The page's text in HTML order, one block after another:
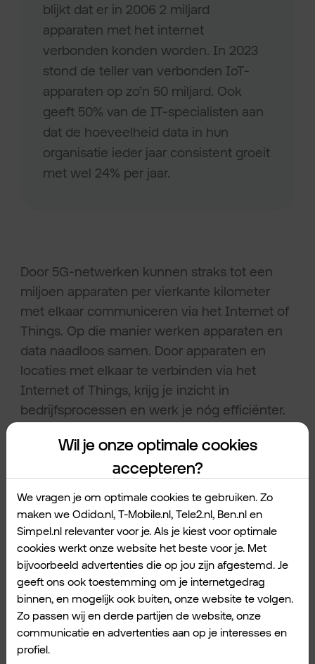
blijkt dat er in 2006 2 miljard
apparaten met het internet
verbonden konden worden. In 2023
stond de teller van verbonden IoT-
apparaten op zo’n 50 miljard. Ook
geeft 50% van de IT-specialisten aan
dat de hoeveelheid data in hun
organisatie ieder jaar consistent groeit
met wel 24% per jaar.
Door 5G-netwerken kunnen straks tot een
miljoen apparaten per vierkante kilometer
met elkaar communiceren via het Internet of
Things. Op die manier werken apparaten en
data naadloos samen. Door apparaten en
locaties met elkaar te verbinden via het
Internet of Things, krijg je inzicht in
bedrijfsprocessen en werk je nóg efficiënter.
2.3 Artificial Intelligence (AI).
Data wordt in de toekomst steeds meer
gebruikt om precies te kunnen bepalen waar
de klantbehoefte zit. Zo bied je een op maat
gemaakte oplossing. En ook artificial
intelligence zal in steeds sterkere mate
worden gebruikt om in te spelen op de
klantbehoefte. We zien nu al veel
toepassingen waarbij klanten worden
geholpen door chatbots die informatie
Wil je onze optimale cookies
accepteren?
We vragen je om optimale cookies te gebruiken. Zo
maken we Odido.nl, T-Mobile.nl, Tele2.nl, Ben.nl en
Simpel.nl relevanter voor je. Als je kiest voor optimale
cookies werkt onze website het beste voor je. Met
bijvoorbeeld advertenties die op jou zijn afgestemd. Je
geeft ons ook toestemming om je internetgedrag
binnen, en mogelijk ook buiten, onze website te volgen.
Zo passen wij en derde partijen de website, onze
communicatie en advertenties aan op je interesses en
profiel.